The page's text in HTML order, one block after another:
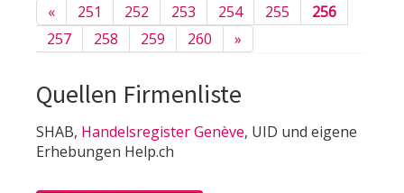
«
251 252 253 254 255
256
257
258 259 260 »
Quellen Firmenliste
SHAB, Handelsregister Genève, UID und eigene
Erhebungen Help.ch